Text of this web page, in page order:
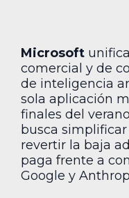
Microsoft
comercial y de
de inteligencia
sola aplicación
finales del
busca
revertir la baja
paga frente a
Google y